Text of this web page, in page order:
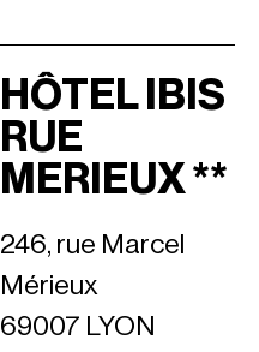
HÔTEL IBIS
RUE
MERIEUX **
246, rue Marcel
Mérieux
69007 LYON